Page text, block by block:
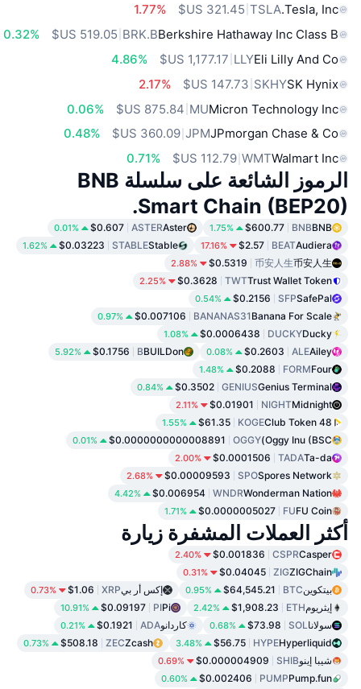
Tesla, Inc.
TSLA
1.77%
Berkshire Hathaway Inc Class B
BRK.B
0.32%
Eli Lilly And Co
LLY
4.86%
SK Hynix
SKHY
2.17%
Micron Technology Inc
MU
0.06%
JPmorgan Chase & Co
JPM
‏360.09 US$
0.48%
Walmart Inc
WMT
‏112.79 US$
0.71%
الرموز الشائعة على سلسلة BNB
Smart Chain (BEP20).
BNB
BNB
$600.77
1.75%
Aster
ASTER
$0.607
0.01%
Audiera
BEAT
$2.57
17.16%
Stable
STABLE
$0.03223
1.62%
币安人生
币安人生
$0.5319
2.88%
Trust Wallet Token
TWT
$0.3628
2.25%
SafePal
SFP
$0.2156
0.54%
Banana For Scale
BANANAS31
$0.007106
0.97%
Ducky
DUCKY
$0.0006438
1.08%
Ailey
ALE
$0.2603
0.08%
BUILDon
B
$0.1756
5.92%
Four
FORM
$0.2088
1.48%
Genius Terminal
GENIUS
$0.3502
0.84%
Midnight
NIGHT
$0.01901
2.11%
48 Club Token
KOGE
$61.35
1.55%
Oggy Inu (BSC)
OGGY
$0.0000000000008891
0.01%
Ta-da
TADA
$0.0001506
2.00%
Spores Network
SPO
$0.00009593
2.68%
Wonderman Nation
WNDR
$0.006954
4.42%
FU Coin
FU
$0.0000005027
1.71%
أكثر العملات المشفرة زيارة
Casper
CSPR
$0.001836
2.40%
ZIGChain
ZIG
$0.04045
0.31%
بيتكوينBTC
$64,545.21
0.95% إكس أر بيXRP
$1.06
0.73%
إيثريومETH
$1,908.23
2.42%
Pi
PI
$0.09197
10.91%
سولاناSOL
$73.98
0.68% كاردانوADA
$0.1921
0.21%
Hyperliquid
HYPE
$56.75
3.48%
Zcash
ZEC
$508.18
0.73%
شيبا إينوSHIB
$0.000004909
0.69%
Pump.fun
PUMP
$0.002406
0.60%